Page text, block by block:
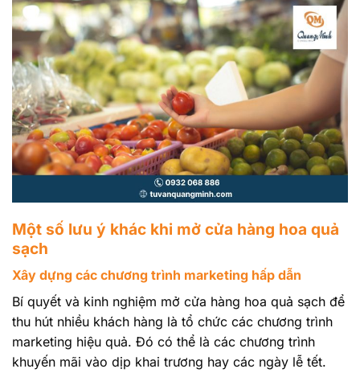
Một số lưu ý khác khi mở cửa hàng hoa quả
sạch
Xây dựng các chương trình marketing hấp dẫn
Bí quyết và kinh nghiệm mở cửa hàng hoa quả sạch để
thu hút nhiều khách hàng là tổ chức các chương trình
marketing hiệu quả. Đó có thể là các chương trình
khuyến mãi vào dịp khai trương hay các ngày lễ tết.